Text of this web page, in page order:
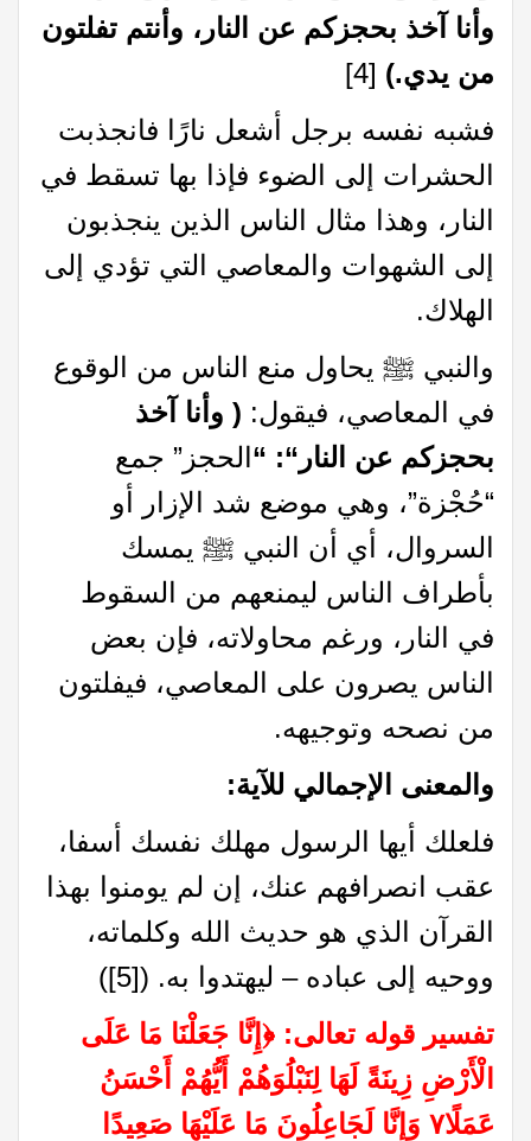
وأنا آخذ بحجزكم عن النار، وأنتم تفلتون
من يدي.
)
[4]
فشبه نفسه برجل أشعل نارًا فانجذبت
الحشرات إلى الضوء فإذا بها تسقط في
النار، وهذا مثال الناس الذين ينجذبون
إلى الشهوات والمعاصي التي تؤدي إلى
الهلاك.
والنبي ﷺ يحاول منع الناس من الوقوع
في المعاصي، فيقول: ( وأنا آخذ
بحجزكم عن النار “: “الحجز” جمع
“حُجْزة”، وهي موضع شد الإزار أو
السروال، أي أن النبي ﷺ يمسك
بأطراف الناس ليمنعهم من السقوط
في النار، ورغم محاولاته، فإن بعض
الناس يصرون على المعاصي، فيفلتون
من نصحه وتوجيهه.​
والمعنى الإجمالي للآية:
فلعلك أيها الرسول مهلك نفسك أسفا،
عقب انصرافهم عنك، إن لم يومنوا بهذا
القرآن الذي هو حديث الله وكلماته،
ووحيه إلى عباده – ليهتدوا به. ([5]
)
تفسير قوله تعالى: ﴿إِنَّا جَعَلْنَا مَا عَلَى
الْأَرْضِ زِينَةً لَهَا لِنَبْلُوَهُمْ أَيُّهُمْ أَحْسَنُ
عَمَلًا٧ وَإِنَّا لَجَاعِلُونَ مَا عَلَيْهَا صَعِيدًا